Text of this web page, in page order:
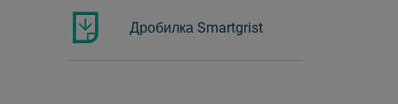
Дробилка Smartgrist